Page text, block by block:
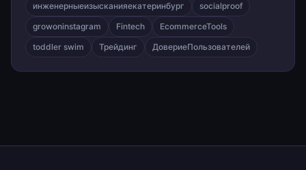
инженерныеизысканияекатеринбург
socialproof
growoninstagram
Fintech
EcommerceTools
toddler swim
Трейдинг ДовериеПользователей